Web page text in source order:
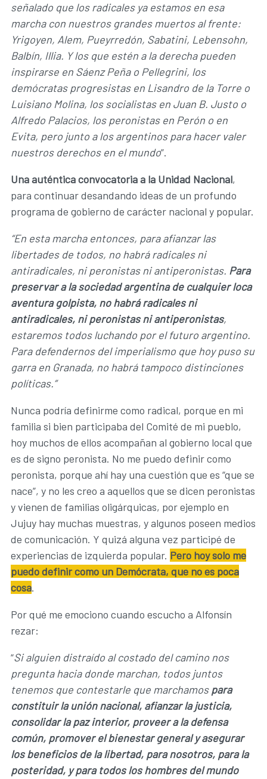
señalado que los radicales ya estamos en esa
marcha con nuestros grandes muertos al frente:
Yrigoyen, Alem, Pueyrredón, Sabatini, Lebensohn,
Balbín, Illia. Y los que estén a la derecha pueden
inspirarse en Sáenz Peña o Pellegrini, los
demócratas progresistas en Lisandro de la Torre o
Luisiano Molina, los socialistas en Juan B. Justo o
Alfredo Palacios, los peronistas en Perón o en
Evita, pero junto a los argentinos para hacer valer
nuestros derechos en el mundo”.
Una auténtica convocatoria a la Unidad Nacional,
para continuar desandando ideas de un profundo
programa de gobierno de carácter nacional y popular.
“En esta marcha entonces, para afianzar las
libertades de todos, no habrá radicales ni
antiradicales, ni peronistas ni antiperonistas. Para
preservar a la sociedad argentina de cualquier loca
aventura golpista, no habrá radicales ni
antiradicales, ni peronistas ni antiperonistas,
estaremos todos luchando por el futuro argentino.
Para defendernos del imperialismo que hoy puso su
garra en Granada, no habrá tampoco distinciones
políticas.”
Nunca podría definirme como radical, porque en mi
familia si bien participaba del Comité de mi pueblo,
hoy muchos de ellos acompañan al gobierno local que
es de signo peronista. No me puedo definir como
peronista, porque ahí hay una cuestión que es “que se
nace”, y no les creo a aquellos que se dicen peronistas
y vienen de familias oligárquicas, por ejemplo en
Jujuy hay muchas muestras, y algunos poseen medios
de comunicación. Y quizá alguna vez participé de
experiencias de izquierda popular. Pero hoy solo me
puedo definir como un Demócrata, que no es poca
cosa.
Por qué me emociono cuando escucho a Alfonsín
rezar:
“Si alguien distraído al costado del camino nos
pregunta hacia donde marchan, todos juntos
tenemos que contestarle que marchamospara
constituir la unión nacional, afianzar la justicia,
consolidar la paz interior, proveer a la defensa
común, promover el bienestar general y asegurar
los beneficios de la libertad, para nosotros, para la
posteridad, y para todos los hombres del mundo